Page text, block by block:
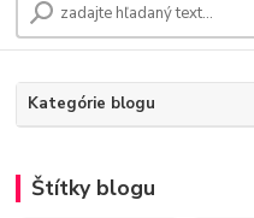
Kategórie blogu
Štítky blogu